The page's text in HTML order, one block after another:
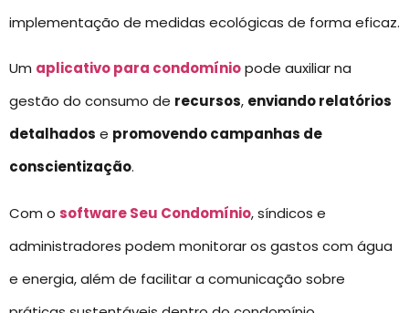
implementação de medidas ecológicas de forma eficaz.
Um aplicativo para condomíniopode auxiliar na
gestão do consumo de recursos, enviando relatórios
detalhados e promovendo campanhas de
conscientização.
Com o software Seu Condomínio, síndicos e
administradores podem monitorar os gastos com água
e energia, além de facilitar a comunicação sobre